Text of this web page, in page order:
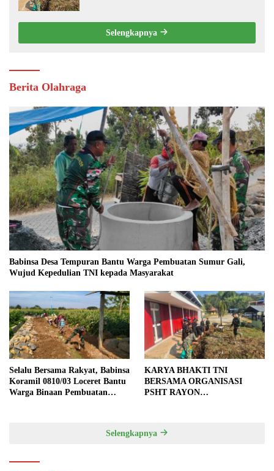
KEMANUNGGALAN TNI-RAKYAT
Selengkapnya
Berita Olahraga
Babinsa Desa Tempuran Bantu Warga Pembuatan Sumur Gali,
Wujud Kepedulian TNI kepada Masyarakat
Selalu Bersama Rakyat, Babinsa
Koramil 0810/03 Loceret Bantu
Warga Binaan Pembuatan
KARYA BHAKTI TNI
BERSAMA ORGANISASI
PSHT RAYON
KEMANUNGGALAN TNI-
Selengkapnya